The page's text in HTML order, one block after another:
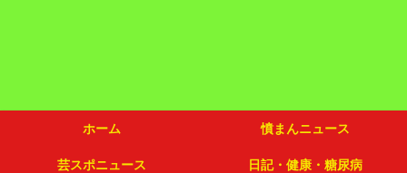
ホーム 憤まんニュース
芸スポニュース 日記・健康・糖尿病